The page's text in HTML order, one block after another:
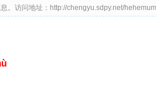
。访问地址：http://chengyu.sdpy.net/